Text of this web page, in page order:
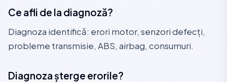
Ce afli de la diagnoză?
Diagnoza identifică: erori motor, senzori defecți,
probleme transmisie, ABS, airbag, consumuri.
Diagnoza șterge erorile?